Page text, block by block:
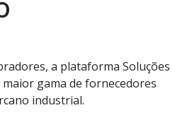
a plataforma Soluções
gama de fornecedores
industrial.